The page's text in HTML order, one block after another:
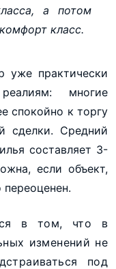
а потом
класс.
уже практически
многие
спокойно к торгу
сделки. Средний
составляет 3-
если объект,
переоценен.
в том, что в
изменений не
под